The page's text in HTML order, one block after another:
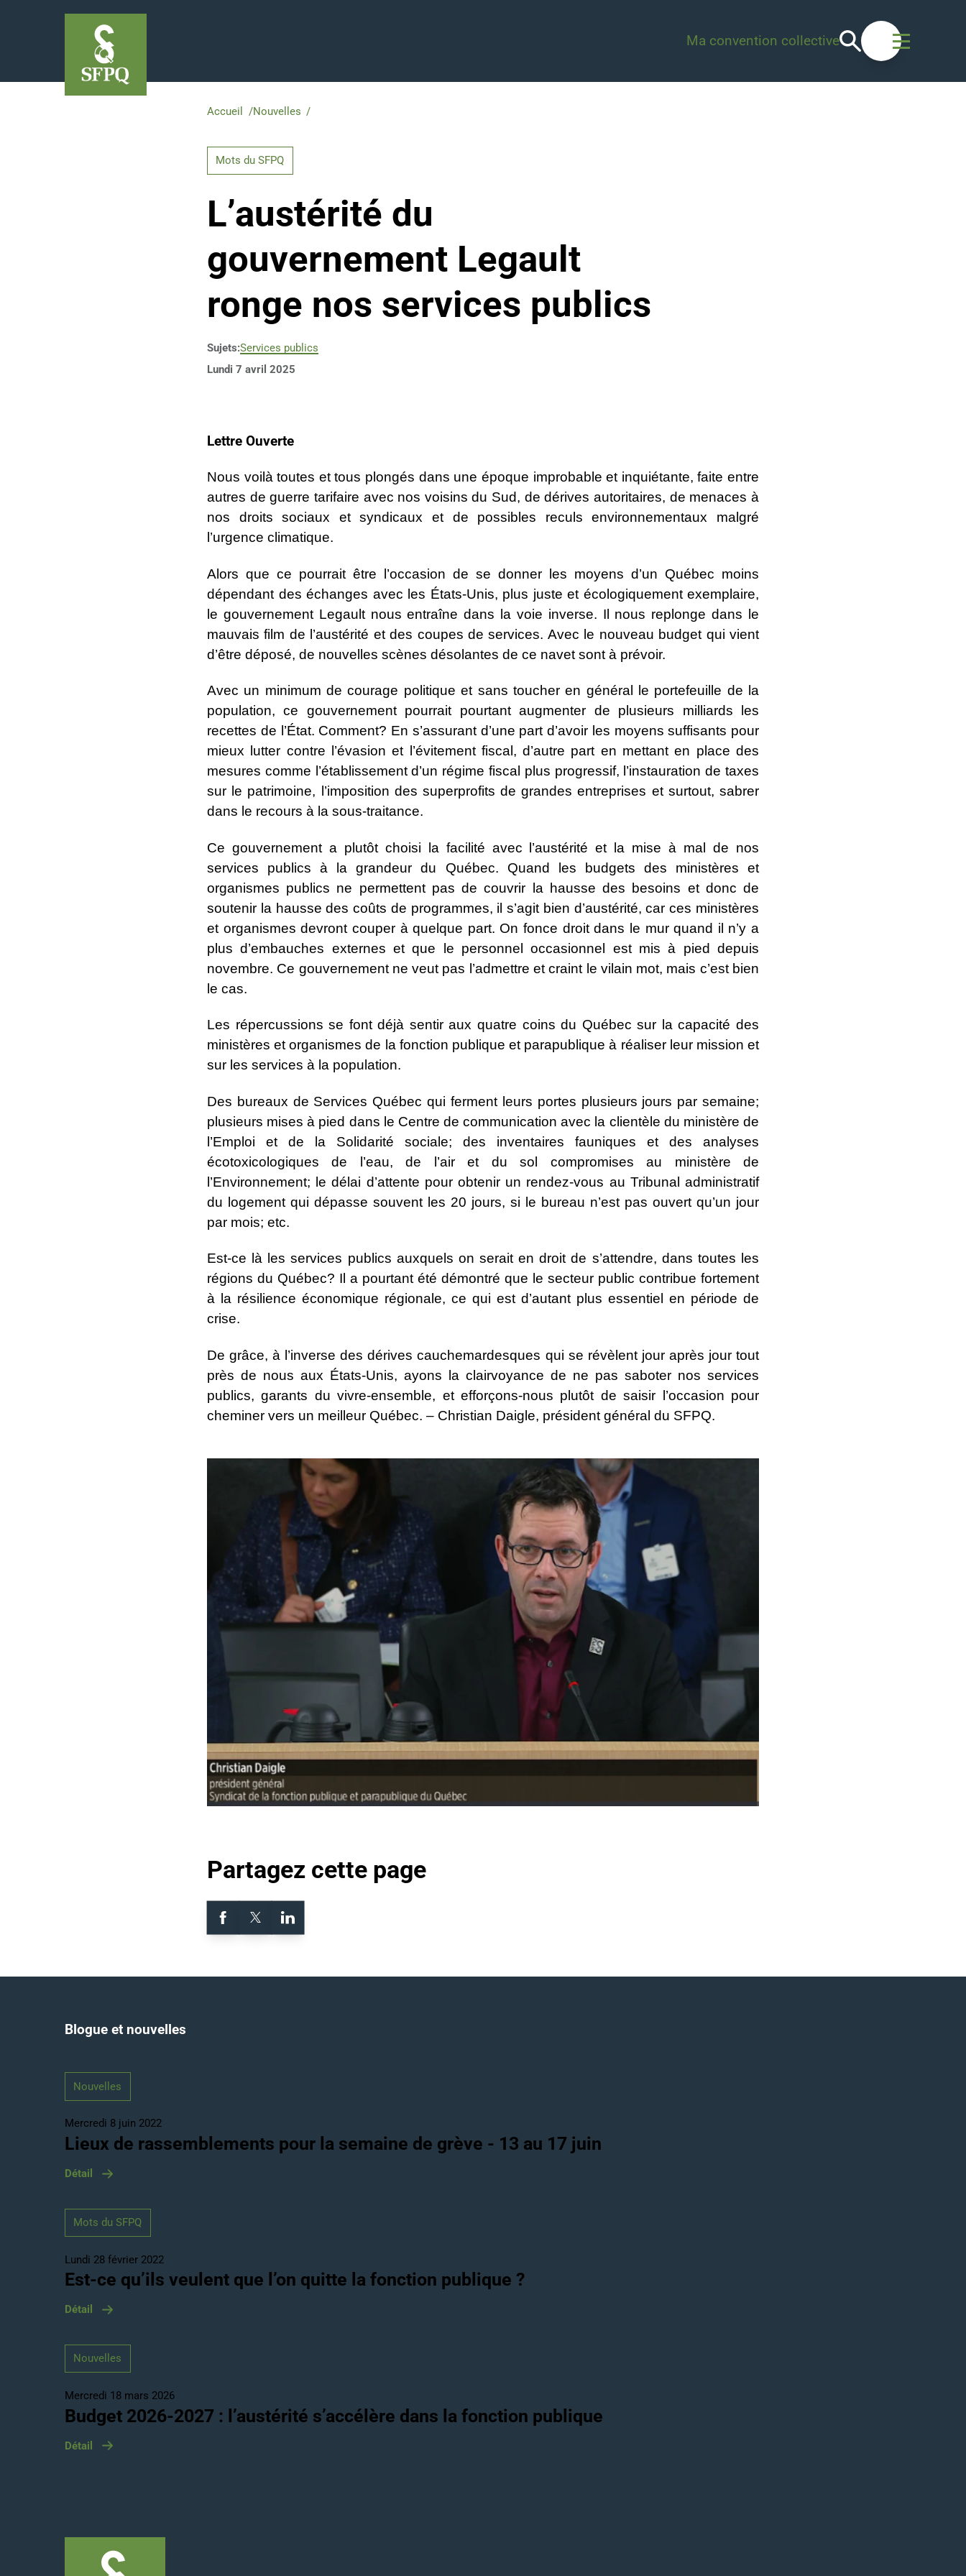
Ma convention collectiveRecherche
Ouvrir le
Accueil /Nouvelles /
Mots du SFPQ
L’austérité du
gouvernement Legault
ronge nos services publics
Sujets:Services publics
Lundi 7 avril 2025
Lettre Ouverte
Nous voilà toutes et tous plongés dans une époque improbable et inquiétante, faite entre
autres de guerre tarifaire avec nos voisins du Sud, de dérives autoritaires, de menaces à
nos droits sociaux et syndicaux et de possibles reculs environnementaux malgré
l’urgence climatique.
Alors que ce pourrait être l’occasion de se donner les moyens d’un Québec moins
dépendant des échanges avec les États-Unis, plus juste et écologiquement exemplaire,
le gouvernement Legault nous entraîne dans la voie inverse. Il nous replonge dans le
mauvais film de l’austérité et des coupes de services. Avec le nouveau budget qui vient
d’être déposé, de nouvelles scènes désolantes de ce navet sont à prévoir.
Avec un minimum de courage politique et sans toucher en général le portefeuille de la
population, ce gouvernement pourrait pourtant augmenter de plusieurs milliards les
recettes de l’État. Comment? En s’assurant d’une part d’avoir les moyens suffisants pour
mieux lutter contre l’évasion et l’évitement fiscal, d’autre part en mettant en place des
mesures comme l’établissement d’un régime fiscal plus progressif, l’instauration de taxes
sur le patrimoine, l’imposition des superprofits de grandes entreprises et surtout, sabrer
dans le recours à la sous-traitance.
Ce gouvernement a plutôt choisi la facilité avec l’austérité et la mise à mal de nos
services publics à la grandeur du Québec. Quand les budgets des ministères et
organismes publics ne permettent pas de couvrir la hausse des besoins et donc de
soutenir la hausse des coûts de programmes, il s’agit bien d’austérité, car ces ministères
et organismes devront couper à quelque part. On fonce droit dans le mur quand il n’y a
plus d’embauches externes et que le personnel occasionnel est mis à pied depuis
novembre. Ce gouvernement ne veut pas l’admettre et craint le vilain mot, mais c’est bien
le cas.
Les répercussions se font déjà sentir aux quatre coins du Québec sur la capacité des
ministères et organismes de la fonction publique et parapublique à réaliser leur mission et
sur les services à la population.
Des bureaux de Services Québec qui ferment leurs portes plusieurs jours par semaine;
plusieurs mises à pied dans le Centre de communication avec la clientèle du ministère de
l’Emploi et de la Solidarité sociale; des inventaires fauniques et des analyses
écotoxicologiques de l’eau, de l’air et du sol compromises au ministère de
l’Environnement; le délai d’attente pour obtenir un rendez-vous au Tribunal administratif
du logement qui dépasse souvent les 20 jours, si le bureau n’est pas ouvert qu’un jour
par mois; etc.
Est-ce là les services publics auxquels on serait en droit de s’attendre, dans toutes les
régions du Québec? Il a pourtant été démontré que le secteur public contribue fortement
à la résilience économique régionale, ce qui est d’autant plus essentiel en période de
crise.
De grâce, à l’inverse des dérives cauchemardesques qui se révèlent jour après jour tout
près de nous aux États-Unis, ayons la clairvoyance de ne pas saboter nos services
publics, garants du vivre-ensemble, et efforçons-nous plutôt de saisir l’occasion pour
cheminer vers un meilleur Québec. – Christian Daigle, président général du SFPQ.
Partagez cette page
Blogue et nouvelles
Nouvelles
Mercredi 8 juin 2022
Lieux de rassemblements pour la semaine de grève - 13 au 17 juin
Détail
Mots du SFPQ
Lundi 28 février 2022
Est-ce qu’ils veulent que l’on quitte la fonction publique ?
Détail
Nouvelles
Mercredi 18 mars 2026
Budget 2026-2027 : l’austérité s’accélère dans la fonction publique
Détail